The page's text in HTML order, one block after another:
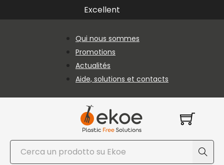
Passer au contenu principal
Passer au pied de page
Excellent
Qui nous sommes
Promotions
Actualités
Aide, solutions et contacts
Rechercher